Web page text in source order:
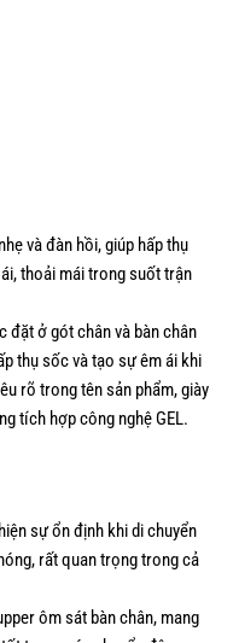
và đàn hồi, giúp hấp thụ
thoải mái trong suốt trận
ở gót chân và bàn chân
thụ sốc và tạo sự êm ái khi
rõ trong tên sản phẩm, giày
tích hợp công nghệ GEL.
sự ổn định khi di chuyển
rất quan trọng trong cả
ôm sát bàn chân, mang